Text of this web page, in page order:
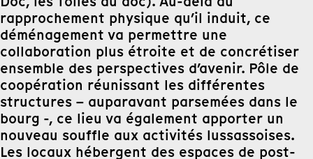
rapprochement physique qu’il induit, ce
déménagement va permettre une
collaboration plus étroite et de concrétiser
ensemble des perspectives d’avenir. Pôle de
coopération réunissant les différentes
structures – auparavant parsemées dans le
bourg -, ce lieu va également apporter un
nouveau souffle aux activités lussassoises.
Les locaux hébergent des espaces de post-